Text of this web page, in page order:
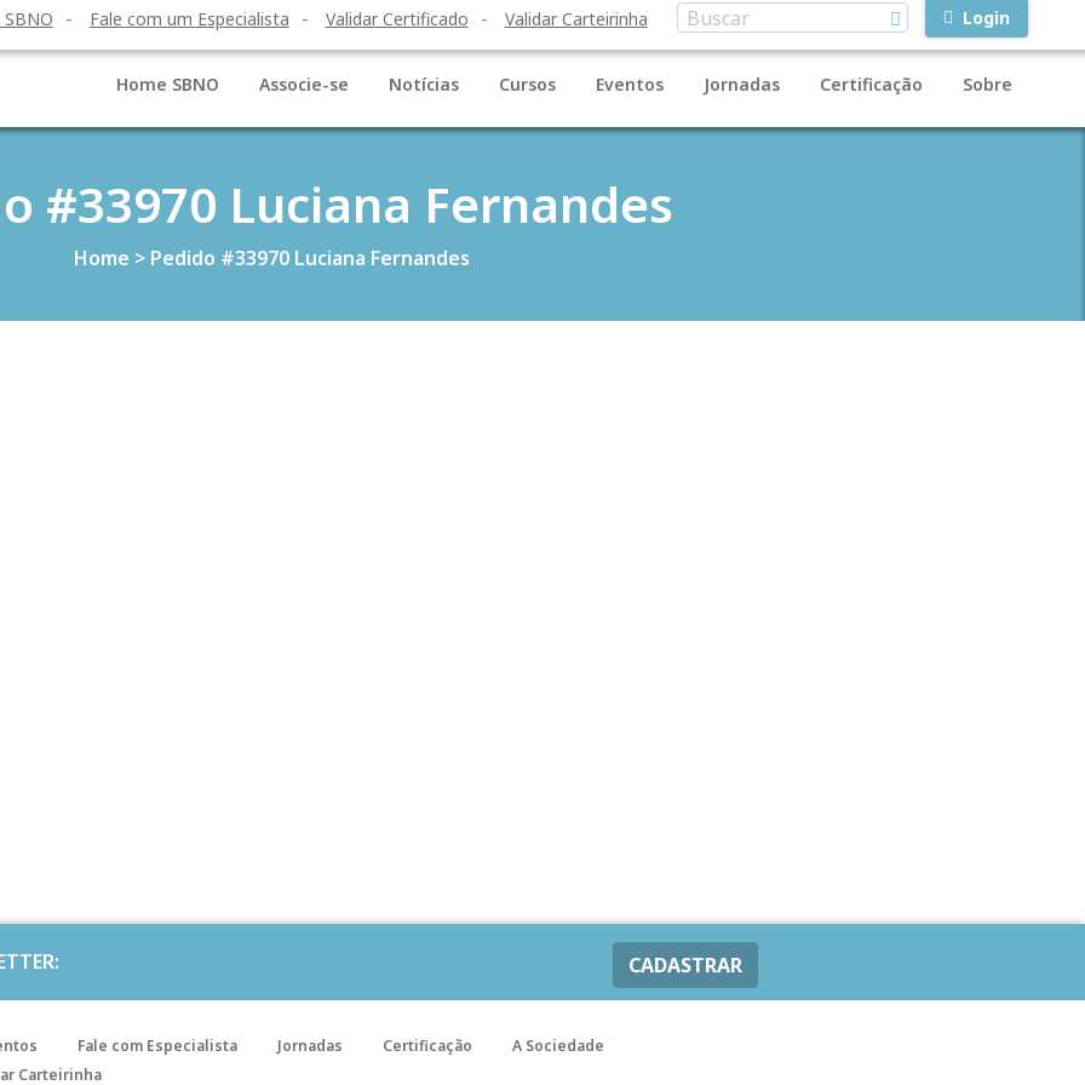
Fale com um Especialista Validar Certificado Validar Carteirinha Login
Home SBNO Associe-se Notícias Cursos Eventos Jornadas Certificação Sobre
#33970 Luciana Fernandes
Home > Pedido #33970 Luciana Fernandes
CADASTRAR
Fale com Especialista Jornadas Certificação
A Sociedade
Carteirinha